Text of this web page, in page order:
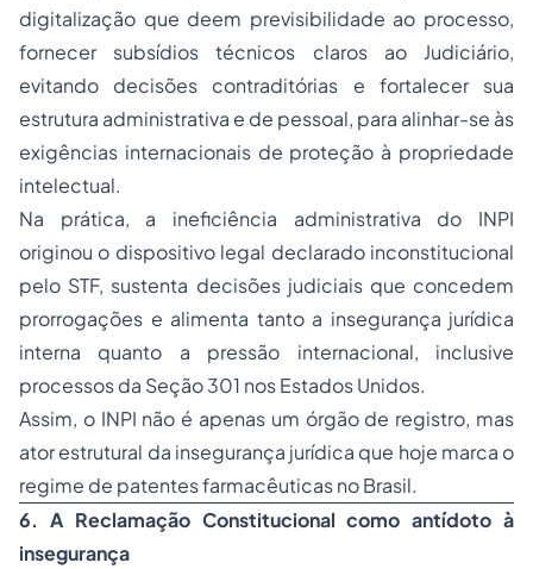
digitalização que deem previsibilidade ao processo,
fornecer subsídios técnicos claros ao Judiciário,
evitando decisões contraditórias e fortalecer sua
estrutura administrativa e de pessoal, para alinhar-se às
exigências internacionais de proteção à propriedade
intelectual.
Na prática, a ineficiência administrativa do INPI
originou o dispositivo legal declarado inconstitucional
pelo STF, sustenta decisões judiciais que concedem
prorrogações e alimenta tanto a insegurança jurídica
interna quanto a pressão internacional, inclusive
processos da Seção 301 nos Estados Unidos.
Assim, o INPI não é apenas um órgão de registro, mas
ator estrutural da insegurança jurídica que hoje marca o
regime de patentes farmacêuticas no Brasil.
6. A Reclamação Constitucional como antídoto à
insegurança